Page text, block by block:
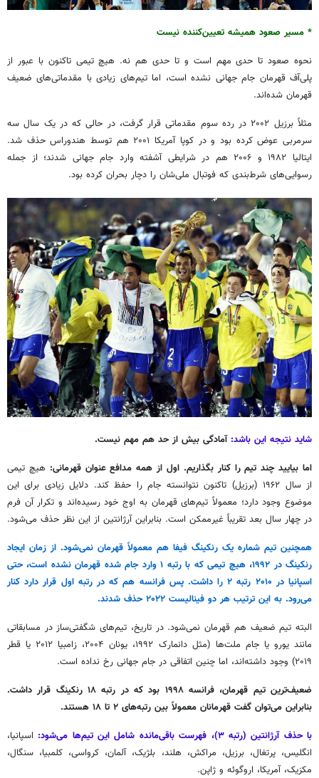
* مسیر صعود همیشه تعیین‌کننده نیست
نحوه صعود تا حدی مهم است و تا حدی هم نه. هیچ تیمی تاکنون با عبور از
پلی‌آف قهرمان جام جهانی نشده است، اما تیم‌های زیادی با مقدماتی‌های ضعیف
قهرمان شده‌اند.
مثلاً برزیل ۲۰۰۲ در رده سوم مقدماتی قرار گرفت، در حالی که در یک سال سه
سرمربی عوض کرده بود و در کوپا آمریکا ۲۰۰۱ هم توسط هندوراس حذف شد.
ایتالیا ۱۹۸۲ و ۲۰۰۶ هم در شرایطی آشفته وارد جام جهانی شدند؛ از جمله
رسوایی‌های شرط‌بندی که فوتبال ملی‌شان را دچار بحران کرده بود.
شاید نتیجه این باشد: آمادگی بیش از حد هم مهم نیست.
اما بیایید چند تیم را کنار بگذاریم. اول از همه مدافع عنوان قهرمانی: هیچ تیمی
از سال ۱۹۶۲ (برزیل) تاکنون نتوانسته جام را حفظ کند. دلایل زیادی برای این
موضوع وجود دارد؛ معمولاً تیم‌های قهرمان به اوج خود رسیده‌اند و تکرار آن فرم
در چهار سال بعد تقریباً غیرممکن است. بنابراین آرژانتین از این نظر حذف می‌شود.
همچنین تیم شماره یک رنکینگ فیفا هم معمولاً قهرمان نمی‌شود. از زمان ایجاد
رنکینگ در ۱۹۹۲، هیچ تیمی که با رتبه ۱ وارد جام شده قهرمان نشده است، حتی
اسپانیا در ۲۰۱۰ رتبه ۲ را داشت. پس فرانسه هم که در رتبه اول قرار دارد کنار
می‌رود. به این ترتیب هر دو فینالیست ۲۰۲۲ حذف شدند.
البته تیم ضعیف هم قهرمان نمی‌شود. در تاریخ، تیم‌های شگفتی‌ساز در مسابقاتی
مانند یورو یا جام ملت‌ها (مثل دانمارک ۱۹۹۲، یونان ۲۰۰۴، زامبیا ۲۰۱۲ یا قطر
۲۰۱۹) وجود داشته‌اند، اما چنین اتفاقی در جام جهانی رخ نداده است.
ضعیف‌ترین تیم قهرمان، فرانسه ۱۹۹۸ بود که در رتبه ۱۸ رنکینگ قرار داشت.
بنابراین می‌توان گفت قهرمانان معمولاً بین رتبه‌های ۲ تا ۱۸ هستند.
با حذف آرژانتین (رتبه ۳)، فهرست باقی‌مانده شامل این تیم‌ها می‌شود:
اسپانیا،
انگلیس، پرتغال، برزیل، مراکش، هلند، بلژیک، آلمان، کرواسی، کلمبیا، سنگال،
مکزیک، آمریکا، اروگوئه و ژاپن.